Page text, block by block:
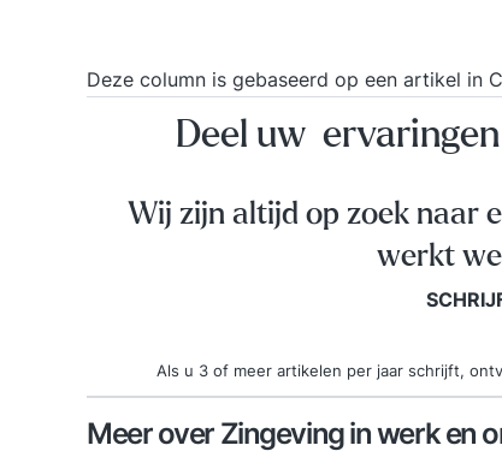
Deze column is gebaseerd op een artikel in
Deel uw
Wij zijn altijd op zoek naar
werkt
Als u 3 of meer artikelen per jaar schrijft,
Meer over Zingeving in werk en